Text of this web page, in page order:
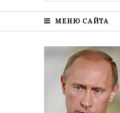
МЕНЮ САЙТА